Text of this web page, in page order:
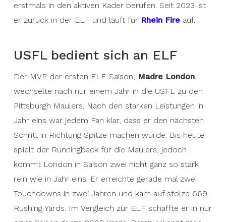
erstmals in den aktiven Kader berufen. Seit 2023 ist
er zurück in der ELF und läuft für Rhein Fireauf.
USFL bedient sich an ELF
Der MVP der ersten ELF-Saison, Madre London,
wechselte nach nur einem Jahr in die USFL zu den
Pittsburgh Maulers. Nach den starken Leistungen in
Jahr eins war jedem Fan klar, dass er den nächsten
Schritt in Richtung Spitze machen würde. Bis heute
spielt der Runningback für die Maulers, jedoch
kommt London in Saison zwei nicht ganz so stark
rein wie in Jahr eins. Er erreichte gerade mal zwei
Touchdowns in zwei Jahren und kam auf stolze 669
Rushing Yards. Im Vergleich zur ELF schaffte er in nur